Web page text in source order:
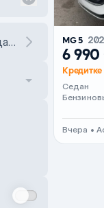
Маркасы мен моделін таңдаңыз MG 5
6
Кредитке
Седан
Вчера •